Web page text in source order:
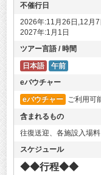
不催行日
2026年:11月26日,12月
2027年:1月1日
ツアー言語 / 時間
日本語
午前
eバウチャー
eバウチャー ご利用可
含まれるもの
往復送迎、各施設入場
スケジュール
◆◆行程◆◆